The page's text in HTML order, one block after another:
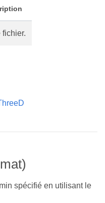
fichier.
spécifié en utilisant le